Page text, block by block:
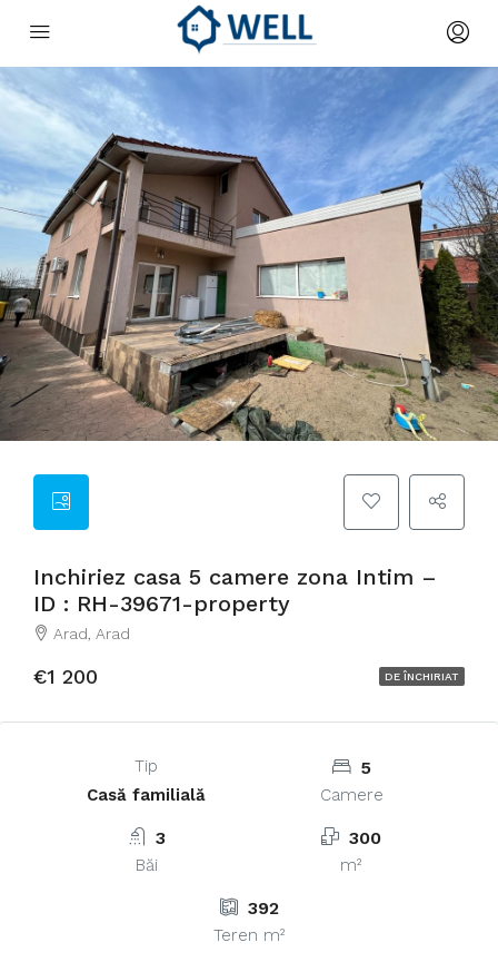
Inchiriez casa 5 camere zona Intim –
ID : RH-39671-property
Arad, Arad
€1 200 DE ÎNCHIRIAT
Tip
Casă familială
5
Camere
3
Băi
300
m²
392
Teren m²